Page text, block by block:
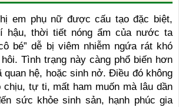
em phụ nữ được cấu tạo đặc biệt,
hậu, thời tiết nóng ẩm của nước ta
bé” dễ bị viêm nhiễm ngứa rát khó
Tình trạng này càng phổ biến hơn
hệ, hoặc sinh nở. Điều đó không
chịu, tự ti, mất ham muốn mà lâu dần
sức khỏe sinh sản, hạnh phúc gia